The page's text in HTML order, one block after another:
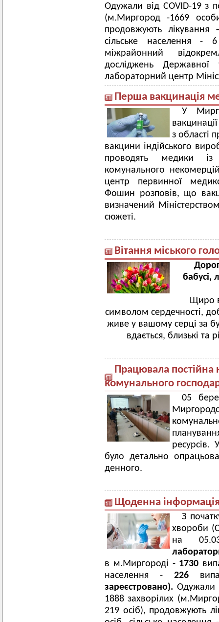
Одужали від COVID-19 з
(м.Миргород -1669
продовжують
сільське населення -
міжрайонний
досліджень Державної
лабораторний центр
Перша вакцинація
У
з області
вакцини індійського
проводять медики із
комунального
центр первинної
Фошин розповів, що
визначений
сюжеті.
Вітання міського
бабусі,
Щиро
символом сердечності,
живе у вашому серці за
вдається, близькі
Працювала постійна
комунального
05
ресурсів.
було детально
денного.
Щоденна інформація
З
хвороби
на
в м.Миргороді - 1730
населення -226
зареєстровано). Одужали
1888 захворілих
219 осіб), продовжують